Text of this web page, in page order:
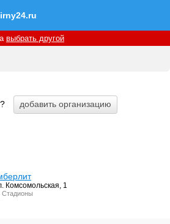
выбрать другой
Комсомольская, 1
Стадионы